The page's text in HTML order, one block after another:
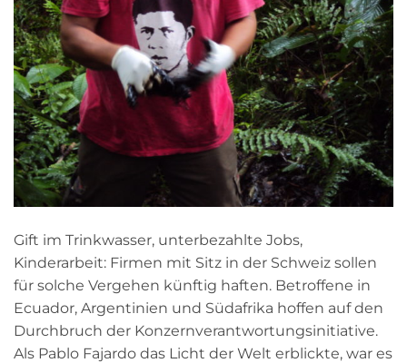
Gift im Trinkwasser, unterbezahlte Jobs,
Kinderarbeit: Firmen mit Sitz in der Schweiz sollen
für solche Vergehen künftig haften. Betroffene in
Ecuador, Argentinien und Südafrika hoffen auf den
Durchbruch der Konzernverantwortungsinitiative.
Als Pablo Fajardo das Licht der Welt erblickte, war es